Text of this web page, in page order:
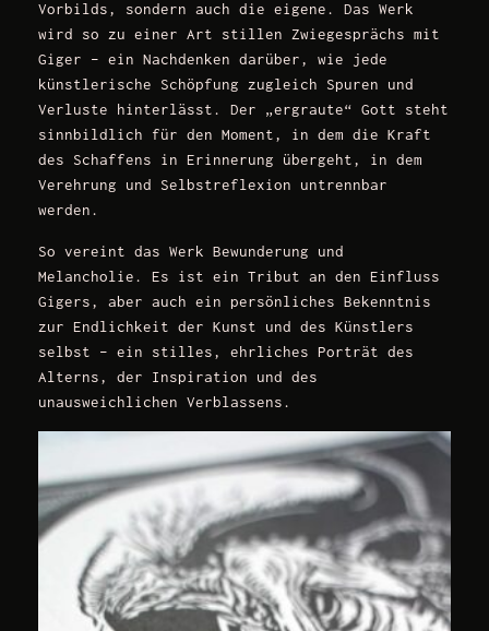
Vorbilds, sondern auch die eigene. Das Werk
wird so zu einer Art stillen Zwiegesprächs mit
Giger – ein Nachdenken darüber, wie jede
künstlerische Schöpfung zugleich Spuren und
Verluste hinterlässt. Der „ergraute“ Gott steht
sinnbildlich für den Moment, in dem die Kraft
des Schaffens in Erinnerung übergeht, in dem
Verehrung und Selbstreflexion untrennbar
werden.
So vereint das Werk Bewunderung und
Melancholie. Es ist ein Tribut an den Einfluss
Gigers, aber auch ein persönliches Bekenntnis
zur Endlichkeit der Kunst und des Künstlers
selbst – ein stilles, ehrliches Porträt des
Alterns, der Inspiration und des
unausweichlichen Verblassens.